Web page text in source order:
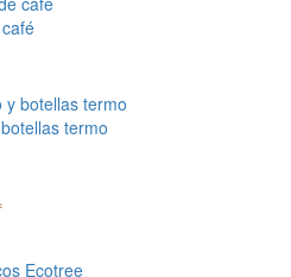
termo
Ecotree